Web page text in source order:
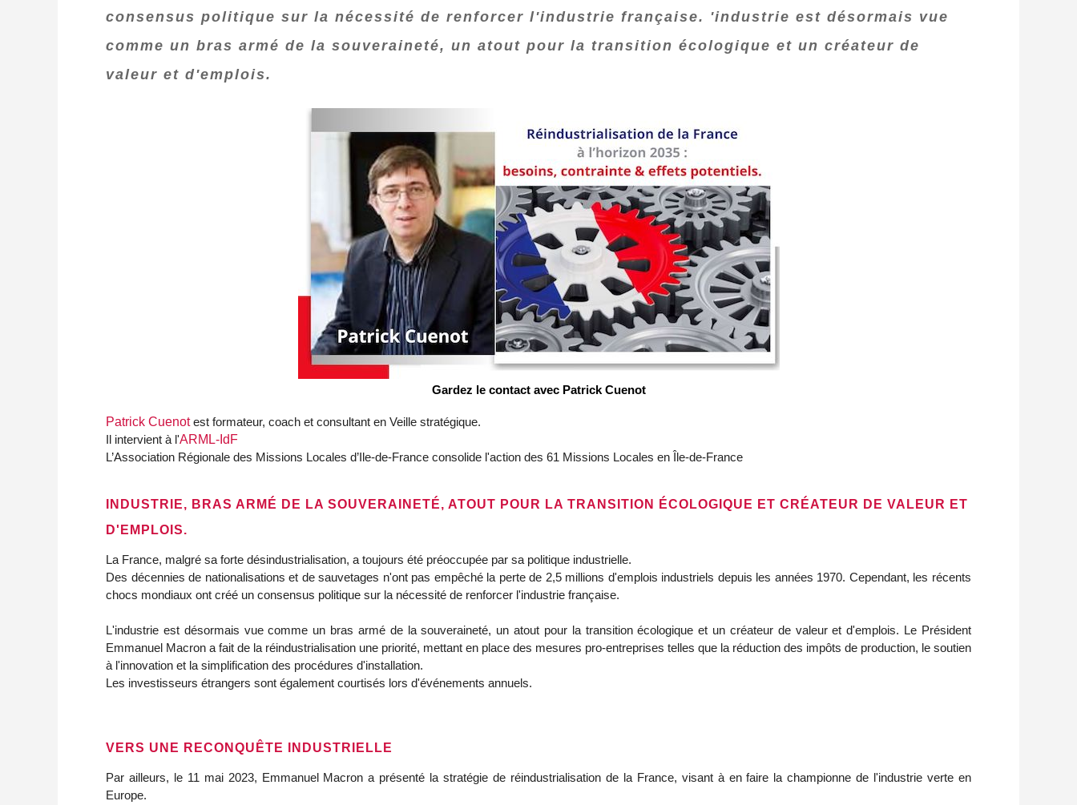
consensus politique sur la nécessité de renforcer l'industrie française. 'industrie est désormais vue
comme un bras armé de la souveraineté, un atout pour la transition écologique et un créateur de
valeur et d'emplois.
Gardez le contact avec Patrick Cuenot
Patrick Cuenotest formateur, coach et consultant en Veille stratégique.
Il intervient à l'ARML-IdF
L’Association Régionale des Missions Locales d’Ile-de-France consolide l'action des 61 Missions Locales en Île-de-France
INDUSTRIE, BRAS ARMÉ DE LA SOUVERAINETÉ, ATOUT POUR LA TRANSITION ÉCOLOGIQUE ET CRÉATEUR DE VALEUR ET
D'EMPLOIS.
La France, malgré sa forte désindustrialisation, a toujours été préoccupée par sa politique industrielle.
Des décennies de nationalisations et de sauvetages n'ont pas empêché la perte de 2,5 millions d'emplois industriels depuis les années 1970. Cependant, les récents
chocs mondiaux ont créé un consensus politique sur la nécessité de renforcer l'industrie française.
L'industrie est désormais vue comme un bras armé de la souveraineté, un atout pour la transition écologique et un créateur de valeur et d'emplois. Le Président
Emmanuel Macron a fait de la réindustrialisation une priorité, mettant en place des mesures pro-entreprises telles que la réduction des impôts de production, le soutien
à l'innovation et la simplification des procédures d'installation.
Les investisseurs étrangers sont également courtisés lors d'événements annuels.
VERS UNE RECONQUÊTE INDUSTRIELLE
Par ailleurs, le 11 mai 2023, Emmanuel Macron a présenté la stratégie de réindustrialisation de la France, visant à en faire la championne de l'industrie verte en
Europe.